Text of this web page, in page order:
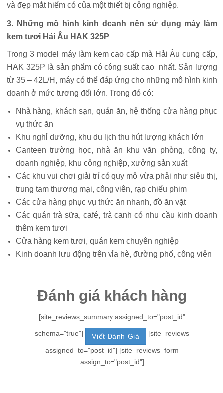
và đẹp mắt hiếm có của một thiết bị công nghiệp.
3. Những mô hình kinh doanh nên sử dụng máy làm
kem tươi Hải Âu HAK 325P
Trong 3 model máy làm kem cao cấp mà Hải Âu cung cấp,
HAK 325P là sản phẩm có công suất cao nhất. Sản lượng
từ 35 – 42L/H, máy có thể đáp ứng cho những mô hình kinh
doanh ở mức tương đối lớn. Trong đó có:
Nhà hàng, khách sạn, quán ăn, hệ thống cửa hàng phục
vụ thức ăn
Khu nghỉ dưỡng, khu du lịch thu hút lượng khách lớn
Canteen trường học, nhà ăn khu văn phòng, công ty,
doanh nghiệp, khu công nghiệp, xưởng sản xuất
Các khu vui chơi giải trí có quy mô vừa phải như siêu thị,
trung tam thương mại, công viên, rạp chiếu phim
Các cửa hàng phục vụ thức ăn nhanh, đồ ăn vặt
Các quán trà sữa, café, trà canh có nhu cầu kinh doanh
thêm kem tươi
Cửa hàng kem tươi, quán kem chuyên nghiệp
Kinh doanh lưu động trên vỉa hè, đường phố, công viên
Đánh giá khách hàng
[site_reviews_summary assigned_to="post_id"
schema="true"] Viết Đánh Giá [site_reviews
assigned_to="post_id"] [site_reviews_form
assign_to="post_id"]